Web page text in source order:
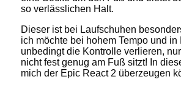
so verlässlichen Halt.
Dieser ist bei Laufschuhen
ich möchte bei hohem Tempo und in
unbedingt die Kontrolle verlieren,
nicht fest genug am Fuß sitzt! In
mich der Epic React 2 überzeugen